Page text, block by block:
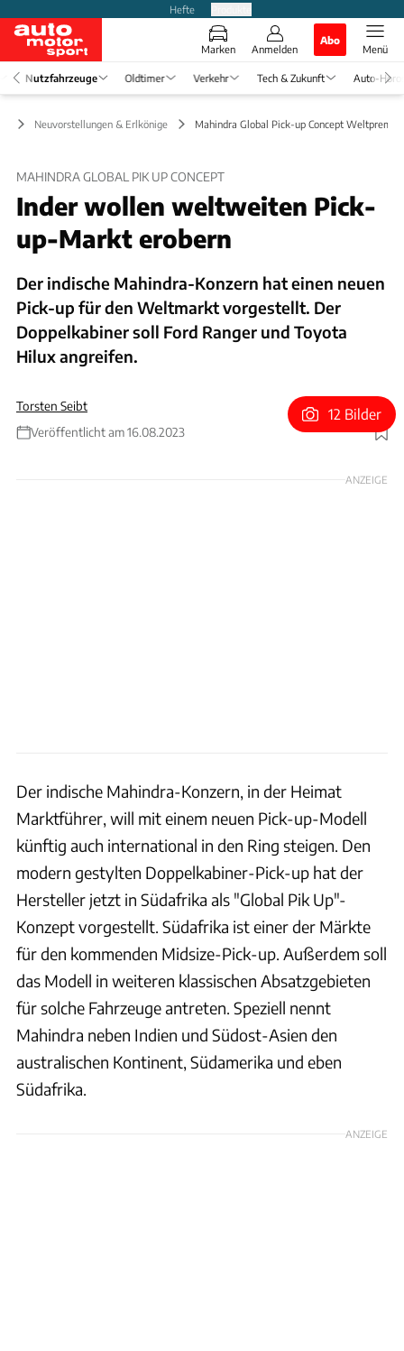
Hefte
Marken Anmelden
Abo
Menü
Nutzfahrzeuge Oldtimer Verkehr Tech & Zukunft Auto-
Neuvorstellungen & Erlkönige Mahindra Global Pick-up Concept
MAHINDRA GLOBAL PIK UP CONCEPT
Inder wollen weltweiten Pick-
up-Markt erobern
Der indische Mahindra-Konzern hat einen neuen
Pick-up für den Weltmarkt vorgestellt. Der
Doppelkabiner soll Ford Ranger und Toyota
Hilux angreifen.
Torsten Seibt
Veröffentlicht am 16.08.2023
Foto: Mahindra
12 Bilder
ANZEIGE
Der indische Mahindra-Konzern, in der Heimat
Marktführer, will mit einem neuen Pick-up-Modell
künftig auch international in den Ring steigen. Den
modern gestylten Doppelkabiner-Pick-up hat der
Hersteller jetzt in Südafrika als "Global Pik Up"-
Konzept vorgestellt. Südafrika ist einer der Märkte
für den kommenden Midsize-Pick-up. Außerdem soll
das Modell in weiteren klassischen Absatzgebieten
für solche Fahrzeuge antreten. Speziell nennt
Mahindra neben Indien und Südost-Asien den
australischen Kontinent, Südamerika und eben
Südafrika.
ANZEIGE